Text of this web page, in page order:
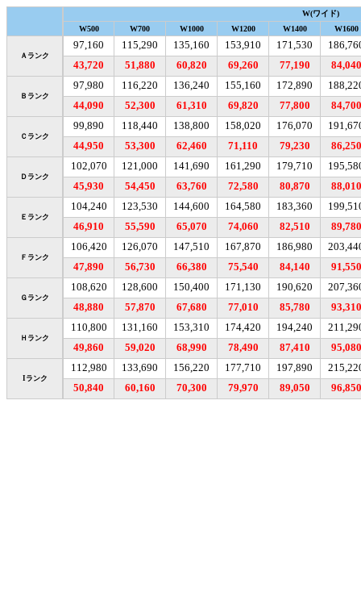
Ａランク
Ｂランク
Ｃランク
Ｄランク
Ｅランク
Ｆランク
Ｇランク
Ｈランク
Iランク
W(ワイド)
W500
W700 W1000 W1200 W1400 W1600
97,160 115,290 135,160 153,910 171,530
43,720
51,880 60,820 69,260 77,190
84,040
97,980
116,220 136,240 155,160 172,890
44,090
52,300 61,310 69,820 77,800
84,700
99,890
118,440 138,800 158,020 176,070
44,950
53,300 62,460 71,110 79,230
86,250
102,070
121,000 141,690 161,290 179,710
45,930
54,450 63,760 72,580 80,870
88,010
104,240
123,530 144,600 164,580 183,360
46,910
55,590 65,070 74,060 82,510
89,780
106,420
126,070 147,510 167,870 186,980
47,890
56,730 66,380 75,540 84,140
91,550
108,620
128,600 150,400 171,130 190,620
48,880
57,870 67,680 77,010 85,780
93,310
110,800
131,160 153,310 174,420 194,240
49,860
59,020 68,990 78,490 87,410
95,080
112,980
133,690 156,220 177,710 197,890
50,840
60,160 70,300 79,970 89,050 96,850